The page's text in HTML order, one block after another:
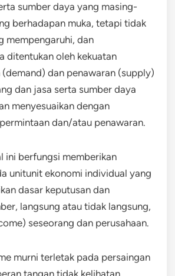
sumber daya yang masing-
berhadapan muka, tetapi tidak
mempengaruhi, dan
ditentukan oleh kekuatan
dan penawaran (supply)
dan jasa serta sumber daya
menyesuaikan dengan
dan/atau penawaran.
ini berfungsi memberikan
unitunit ekonomi individual yang
dasar keputusan dan
langsung atau tidak langsung,
seseorang dan perusahaan.
murni terletak pada persaingan
tangan tidak kelihatan